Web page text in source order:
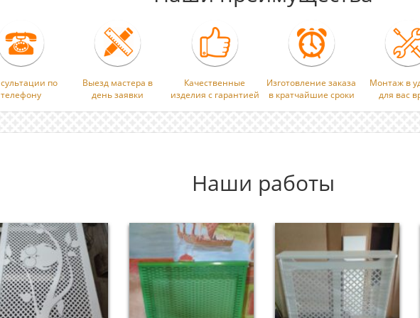
по
телефону
Выезд мастера в
день заявки
Качественные
изделия с гарантией
Изготовление заказа
в кратчайшие сроки
Монтаж в
для вас
Наши работы